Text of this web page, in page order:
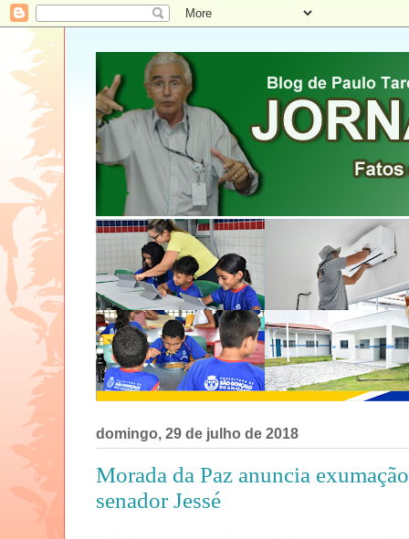
domingo, 29 de julho de 2018
Morada da Paz anuncia
senador Jessé